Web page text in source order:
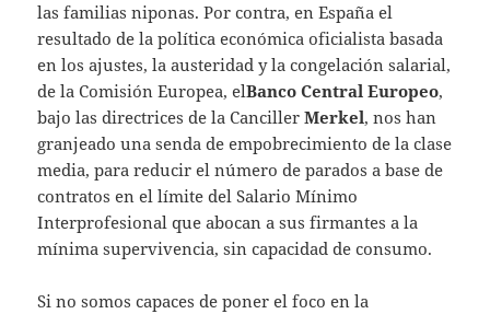
las familias niponas. Por contra, en España el
resultado de la política económica oficialista basada
en los ajustes, la austeridad y la congelación salarial,
de la Comisión Europea, elBanco Central Europeo,
bajo las directrices de la CancillerMerkel, nos han
granjeado una senda de empobrecimiento de la clase
media, para reducir el número de parados a base de
contratos en el límite del Salario Mínimo
Interprofesional que abocan a sus firmantes a la
mínima supervivencia, sin capacidad de consumo.
Si no somos capaces de poner el foco en la